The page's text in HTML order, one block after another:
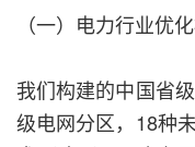
（一）电力行业优
我们构建的中国省
级电网分区，18种